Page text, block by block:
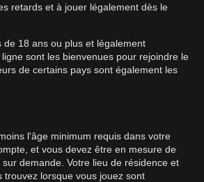
retards et à jouer légalement dès le
de 18 ans ou plus et légalement
sont les bienvenues pour rejoindre le
de certains pays sont également les
l'âge minimum requis dans votre
et vous devez être en mesure de
demande. Votre lieu de résidence et
trouvez lorsque vous jouez sont